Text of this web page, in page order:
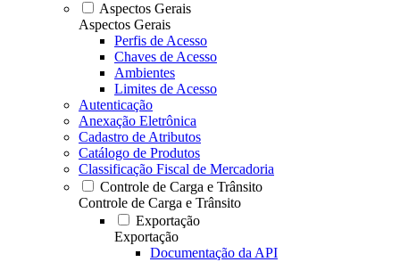
Aspectos Gerais
Aspectos Gerais
Perfis de Acesso
Chaves de Acesso
Ambientes
Limites de Acesso
Autenticação
Anexação Eletrônica
Cadastro de Atributos
Catálogo de Produtos
Classificação Fiscal de Mercadoria
Controle de Carga e Trânsito
Controle de Carga e Trânsito
Exportação
Exportação
Documentação da API